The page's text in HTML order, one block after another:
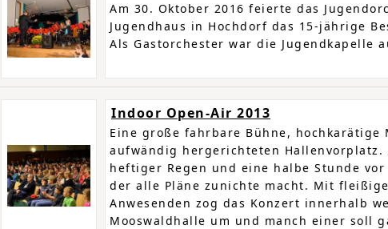
Am 30. Oktober 2016 feierte das
Jugendhaus in Hochdorf das 15-jährige
Als Gastorchester war die Jugendkapelle
Indoor Open-Air 2013
Eine große fahrbare Bühne, hochkarätige
aufwändig hergerichteten Hallenvorplatz.
heftiger Regen und eine halbe Stunde
der alle Pläne zunichte macht. Mit
Anwesenden zog das Konzert innerhalb
Mooswaldhalle um und manch einer soll